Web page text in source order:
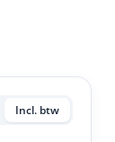
Incl. btw